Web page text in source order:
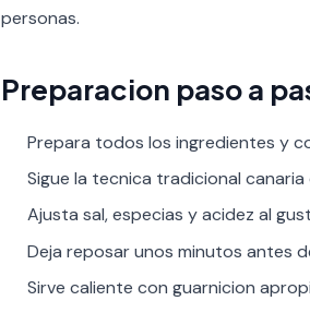
personas.
Preparacion paso a
Prepara todos los ingredientes y
Sigue la tecnica tradicional
Ajusta sal, especias y acidez al
Deja reposar unos minutos antes
Sirve caliente con guarnicion